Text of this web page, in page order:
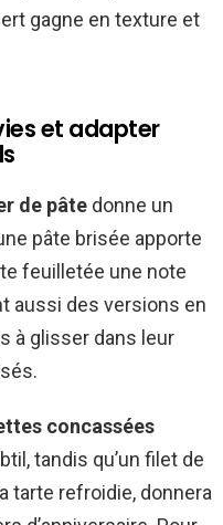
gagne en texture et
et adapter
de pâte donne un
pâte brisée apporte
feuilletée une note
aussi des versions en
à glisser dans leur
concassées
tandis qu’un filet de
tarte refroidie, donnera